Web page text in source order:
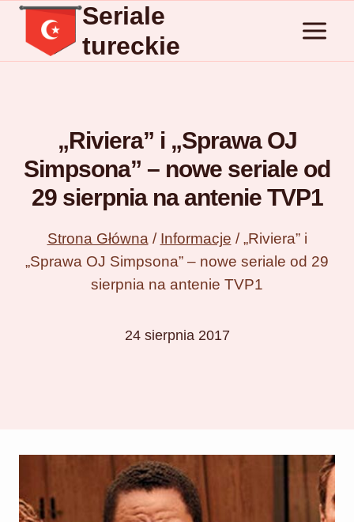
Przejdź
treści
Seriale
tureckie
„Riviera” i „Sprawa OJ
Simpsona” – nowe seriale od
29 sierpnia na antenie TVP1
Strona Główna / Informacje / „Riviera” i
„Sprawa OJ Simpsona” – nowe seriale od 29
sierpnia na antenie TVP1
24 sierpnia 2017